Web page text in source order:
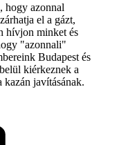
hogy azonnal
el a gázt,
hívjon minket és
"azonnali"
Budapest és
kiérkeznek a
kazán javításának.